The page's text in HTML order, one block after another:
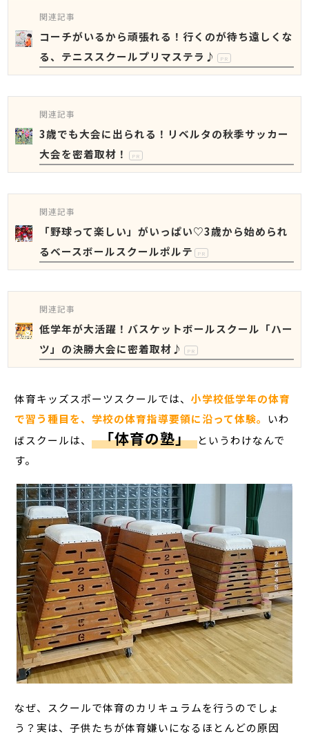
関連記事
コーチがいるから頑張れる！行くのが待ち遠しくな
る、テニススクールプリマステラ♪
PR
関連記事
3歳でも大会に出られる！リベルタの秋季サッカー
大会を密着取材！
PR
関連記事
「野球って楽しい」がいっぱい♡3歳から始められ
るベースボールスクールポルテ
PR
関連記事
低学年が大活躍！バスケットボールスクール「ハー
ツ」の決勝大会に密着取材♪
PR
体育キッズスポーツスクールでは、小学校低学年の体育
で習う種目を、学校の体育指導要領に沿って体験。 いわ
ばスクールは、 「体育の塾」
というわけなんで
す。
なぜ、スクールで体育のカリキュラムを行うのでしょ
う？実は、子供たちが体育嫌いになるほとんどの原因